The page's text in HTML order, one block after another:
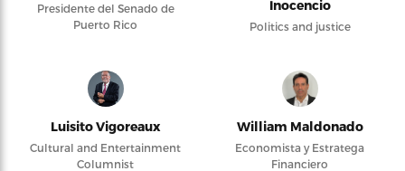
Presidente del Senado de
Puerto Rico
Inocencio
Politics and justice
Luisito Vigoreaux
Cultural and Entertainment
Columnist
William Maldonado
Economista y Estratega
Financiero